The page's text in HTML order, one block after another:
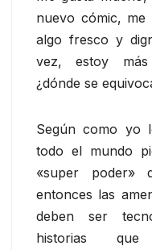
nuevo cómic, me
algo fresco y
vez, estoy más
¿dónde se
Según como yo
todo el mundo
«super poder»
entonces las
deben ser
historias